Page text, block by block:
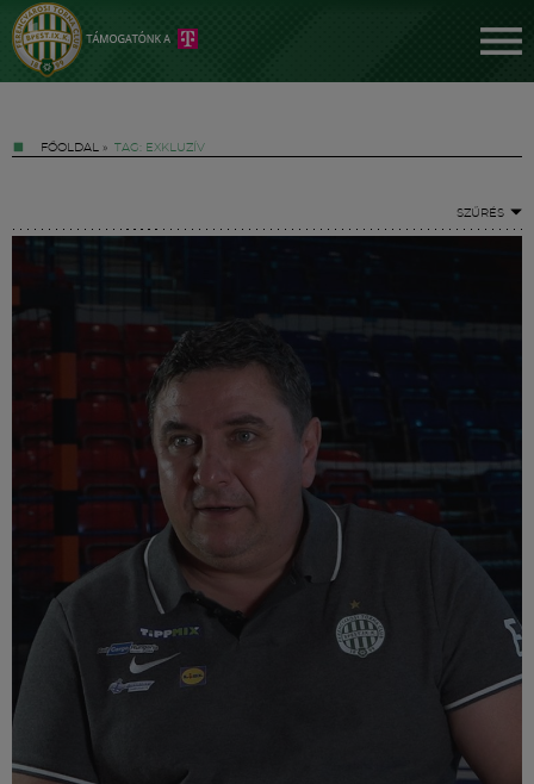
FŐOLDAL » TAG: EXKLUZÍV
SZŰRÉS
Jegyek
FM YouTube +
Labdarúgás
Szakosztályok
Meccscenter
Klub